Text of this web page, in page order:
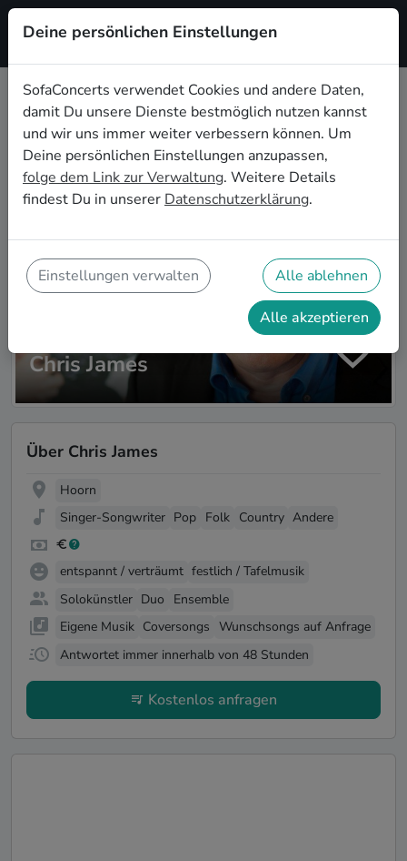
Registrieren
Zur Artistsuche
Chris James
Über Chris James
Hoorn
Singer-Songwriter Pop Folk Country Andere
entspannt / verträumt festlich / Tafelmusik
Solokünstler Duo
Ensemble
Eigene Musik Coversongs Wunschsongs auf Anfrage
Antwortet immer innerhalb von 48 Stunden
Kostenlos anfragen
Deine persönlichen Einstellungen
SofaConcerts verwendet Cookies und andere Daten,
damit Du unsere Dienste bestmöglich nutzen kannst
und wir uns immer weiter verbessern können. Um
Deine persönlichen Einstellungen anzupassen,
folge dem Link zur Verwaltung. Weitere Details
findest Du in unserer Datenschutzerklärung.
Einstellungen verwalten Alle ablehnen
Alle akzeptieren